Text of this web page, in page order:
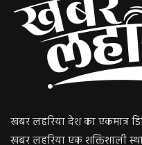
खबर लहरिया देश का एकमात्र
खबर लहरिया एक शक्तिशाली